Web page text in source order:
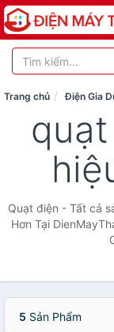
Trang chủ Điện Gia
Quạt điện - Tất cả
Hơn Tại
5 Sản Phẩm